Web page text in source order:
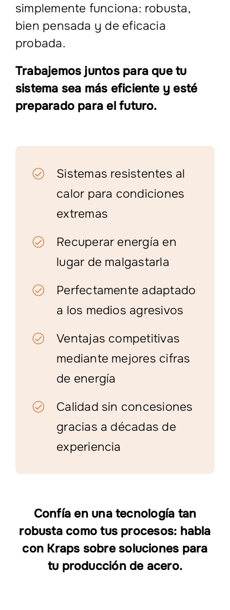
simplemente funciona: robusta,
bien pensada y de eficacia
probada.
Trabajemos juntos para que tu
sistema sea más eficiente y esté
preparado para el futuro.
Sistemas resistentes al
calor para condiciones
extremas
Recuperar energía en
lugar de malgastarla
Perfectamente adaptado
a los medios agresivos
Ventajas competitivas
mediante mejores cifras
de energía
Calidad sin concesiones
gracias a décadas de
experiencia
Confía en una tecnología tan
robusta como tus procesos: habla
con Kraps sobre soluciones para
tu producción de acero.